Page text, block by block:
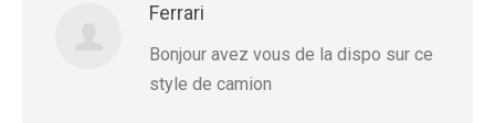
Ferrari
Bonjour avez vous de la dispo sur ce
style de camion